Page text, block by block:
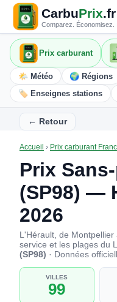
CarbuPrix.fr
Comparez. Économisez.
Prix carburant
🌤️ Météo 🌍 Régions
🏷️ Enseignes stations
← Retour
Accueil › Prix carburant
Prix
(SP98) —
2026
L'Hérault, de
service et les plages du
(SP98) · Données
VILLES
99